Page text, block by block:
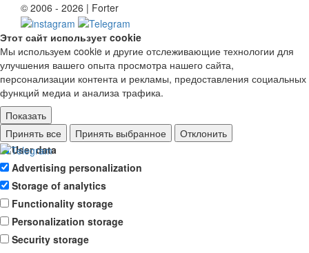
© 2006 - 2026 | Forter
Этот сайт использует cookie
Мы используем cookie и другие отслеживающие технологии для
улучшения вашего опыта просмотра нашего сайта,
персонализации контента и рекламы, предоставления социальных
функций медиа и анализа трафика.
Показать
Ad storage
User data
Advertising personalization
Storage of analytics
Functionality storage
Personalization storage
Security storage
Принять все Принять выбранное Отклонить